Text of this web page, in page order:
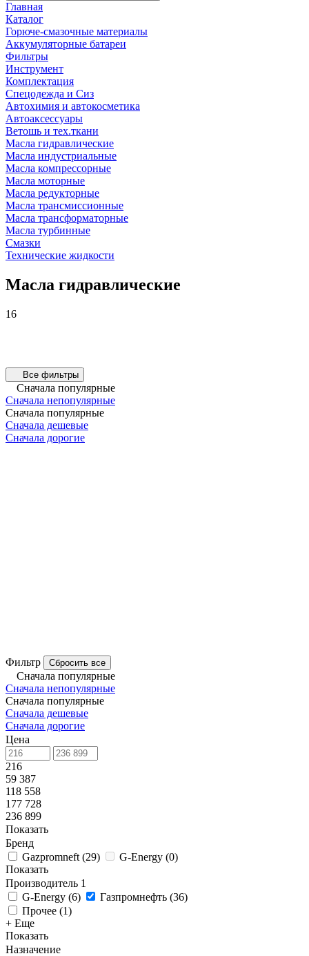
Главная
Каталог
Горюче-смазочные материалы
Аккумуляторные батареи
Фильтры
Инструмент
Комплектация
Спецодежда и Сиз
Автохимия и автокосметика
Автоаксессуары
Ветошь и тех.ткани
Масла гидравлические
Масла индустриальные
Масла компрессорные
Масла моторные
Масла редукторные
Масла трансмиссионные
Масла трансформаторные
Масла турбинные
Смазки
Технические жидкости
Масла гидравлические
16
Все фильтры
Сначала популярные
Сначала непопулярные
Сначала популярные
Сначала дешевые
Сначала дорогие
Фильтр Сбросить все
Сначала популярные
Сначала непопулярные
Сначала популярные
Сначала дешевые
Сначала дорогие
Цена
216
59 387
118 558
177 728
236 899
Показать
Бренд
Gazpromneft (29) G-Energy (0)
Показать
Производитель 1
G-Energy (6) Газпромнефть (36)
Прочее (1)
+ Еще
Показать
Назначение